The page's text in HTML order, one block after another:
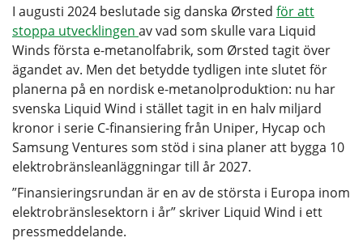
I augusti 2024 beslutade sig danska Ørsted för att
stoppa utvecklingen av vad som skulle vara Liquid
Winds första e-metanolfabrik, som Ørsted tagit över
ägandet av. Men det betydde tydligen inte slutet för
planerna på en nordisk e-metanolproduktion: nu har
svenska Liquid Wind i stället tagit in en halv miljard
kronor i serie C-finansiering från Uniper, Hycap och
Samsung Ventures som stöd i sina planer att bygga 10
elektrobränsleanläggningar till år 2027.
”Finansieringsrundan är en av de största i Europa inom
elektrobränslesektorn i år” skriver Liquid Wind i ett
pressmeddelande.